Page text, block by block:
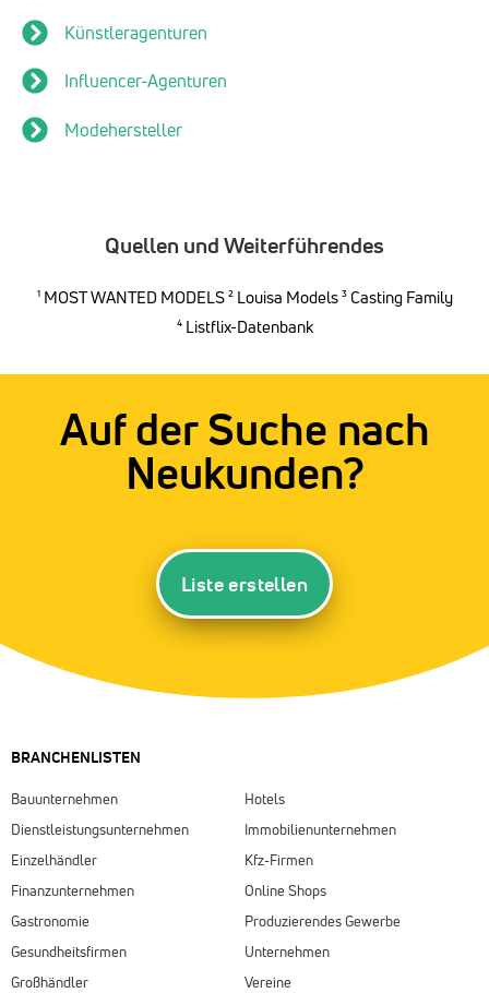
Künstleragenturen
Influencer-Agenturen
Modehersteller
Quellen und Weiterführendes
¹MOST WANTED MODELS²Louisa Models³Casting Family
⁴ Listflix-Datenbank
Auf der Suche nach
Neukunden?
Liste erstellen
BRANCHENLISTEN
Bauunternehmen
Dienstleistungsunternehmen
Einzelhändler
Finanzunternehmen
Gastronomie
Gesundheitsfirmen
Großhändler
Hotels
Immobilienunternehmen
Kfz-Firmen
Online Shops
Produzierendes Gewerbe
Unternehmen
Vereine